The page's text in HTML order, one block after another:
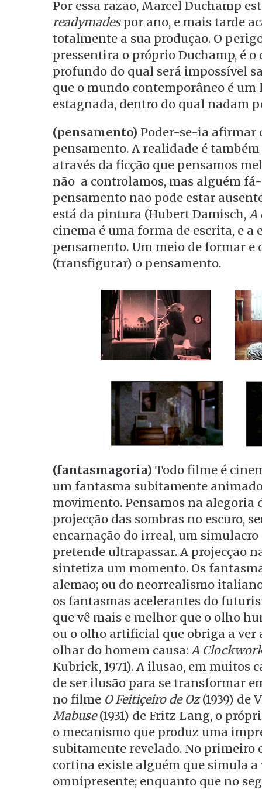
Por essa razão, Marcel Duchamp
readymadespor ano, e mais tarde
totalmente a sua produção. O
pressentira o próprio Duchamp, é
profundo do qual será impossível
que o mundo contemporâneo é um
estagnada, dentro do qual nadam
(pensamento) Poder-se-ia afirmar
pensamento. A realidade é também
através da ficção que pensamos
não a controlamos, mas alguém
pensamento não pode estar
está da pintura (Hubert Damisch, A
cinema é uma forma de escrita, e a
pensamento. Um meio de formar e
(transfigurar) o pensamento.
(fantasmagoria) Todo filme é
um fantasma subitamente
movimento. Pensamos na alegoria
projecção das sombras no escuro,
encarnação do irreal, um
pretende ultrapassar. A projecção
sintetiza um momento. Os
alemão; ou do neorrealismo
os fantasmas acelerantes do
que vê mais e melhor que o olho
ou o olho artificial que obriga a ver
olhar do homem causa: A
Kubrick, 1971). A ilusão, em muitos
de ser ilusão para se transformar
no filme O Feitiçeiro de Oz(1939) de
Mabuse(1931) de Fritz Lang, o
o mecanismo que produz uma
subitamente revelado. No primeiro
cortina existe alguém que simula a
omnipresente; enquanto que no